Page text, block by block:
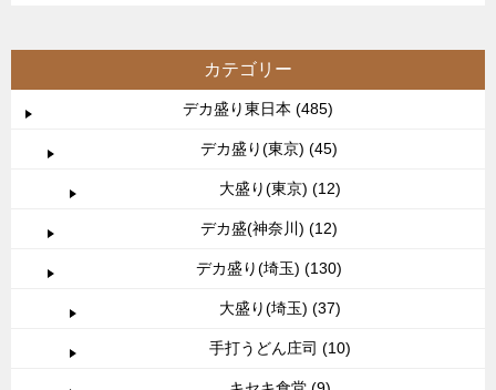
カテゴリー
デカ盛り東日本 (485)
デカ盛り(東京) (45)
大盛り(東京) (12)
デカ盛(神奈川) (12)
デカ盛り(埼玉) (130)
大盛り(埼玉) (37)
手打うどん庄司 (10)